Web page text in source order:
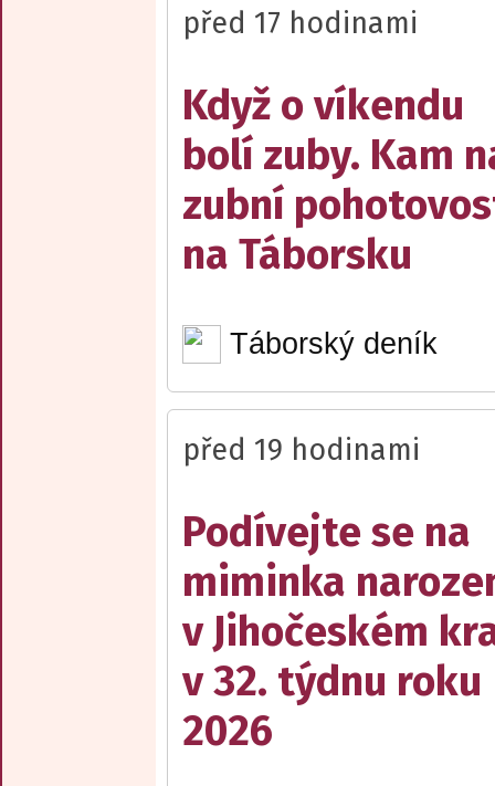
před 17 hodinami
Když o víkendu
bolí zuby. Kam
zubní
na Táborsku
Táborský deník
před 19 hodinami
Podívejte se na
miminka
v Jihočeském
v 32. týdnu roku
2026